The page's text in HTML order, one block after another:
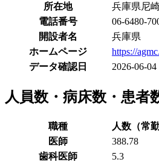
所在地
兵庫県尼
電話番号
06-6480-
開設者名
兵庫県
ホームページ
https://
データ確認日
2026-06-04
人員数・病床数・患者
職種
人数（常
医師
388.78
歯科医師
5.3